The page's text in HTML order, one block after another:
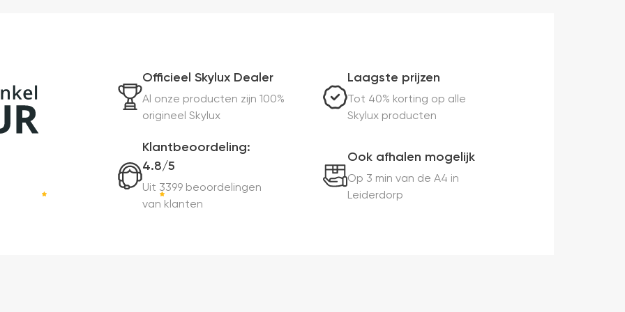
Officieel Skylux Dealer
Al onze producten zijn 100%
origineel Skylux
Laagste prijzen
Tot 40% korting op alle
Skylux producten
Klantbeoordeling:
4.8/5
Uit 3399 beoordelingen
van klanten
Ook afhalen mogelijk
Op 3 min van de A4 in
Leiderdorp